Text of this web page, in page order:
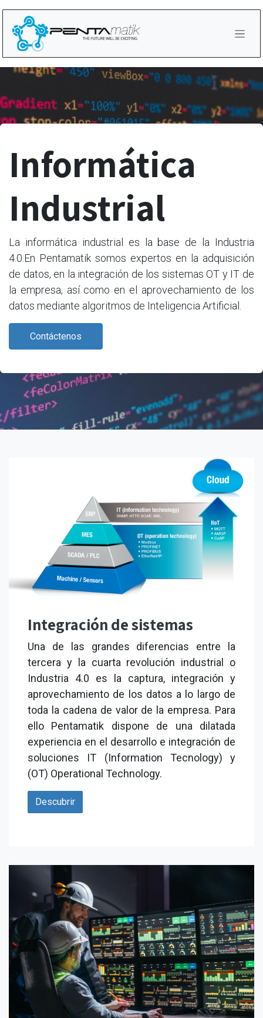
Informática
Industrial
La informática industrial es la base de la Industria
4.0.En Pentamatik somos expertos en la adquisición
de datos, en la integración de los sistemas OT y IT de
la empresa, así como en el aprovechamiento de los
datos mediante algoritmos de Inteligencia Artificial.
Contáctenos
Integración de sistemas
Una de las grandes diferencias entre la
tercera y la cuarta revolución industrial o
Industria 4.0 es la captura, integración y
aprovechamiento de los datos a lo largo de
toda la cadena de valor de la empresa. Para
ello Pentamatik dispone de una dilatada
experiencia en el desarrollo e integración de
soluciones IT (Information Tecnology) y
(OT) Operational Technology.
Descubrir